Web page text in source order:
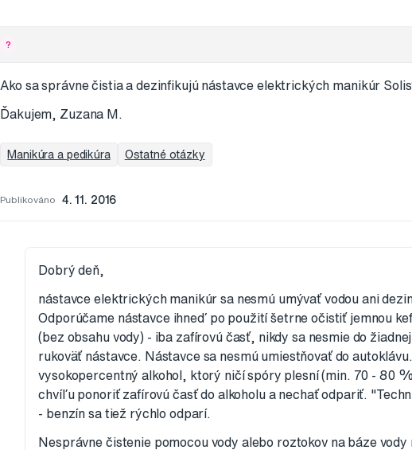
?
Ako sa správne čistia a dezinfikujú nástavce elektrických manikúr
Ďakujem, Zuzana M.
Manikúra a pedikúra Ostatné otázky
Publikováno 4. 11. 2016
Dobrý deň,
nástavce elektrických manikúr sa nesmú umývať vodou ani
Odporúčame nástavce ihneď po použití šetrne očistiť jemnou
(bez obsahu vody) - iba zafírovú časť, nikdy sa nesmie do
rukoväť nástavce. Nástavce sa nesmú umiestňovať do
vysokopercentný alkohol, ktorý ničí spóry plesní (min. 70 - 80
chvíľu ponoriť zafírovú časť do alkoholu a nechať odpariť.
- benzín sa tiež rýchlo odparí.
Nesprávne čistenie pomocou vody alebo roztokov na báze